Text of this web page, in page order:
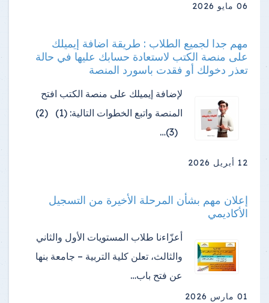
06 مايو 2026
مهم جدا لجميع الطلاب : طريقة اضافة إيميلك
على منصة الكتب لاستعادة حسابك عليها في حالة
تعذر دخولك أو فقدت باسورد المنصة
لإضافة إيميلك على منصة الكتب افتح
المنصة واتبع الخطوات التالية: (1) (2)
(3)…
12 أبريل 2026
إعلان مهم بشأن المرحلة الأخيرة من التسجيل
الأكاديمي
أعزّاءنا طلاب المستويات الأول والثاني
والثالث، تعلن كلية التربية – جامعة بنها
عن فتح باب…
01 مارس 2026